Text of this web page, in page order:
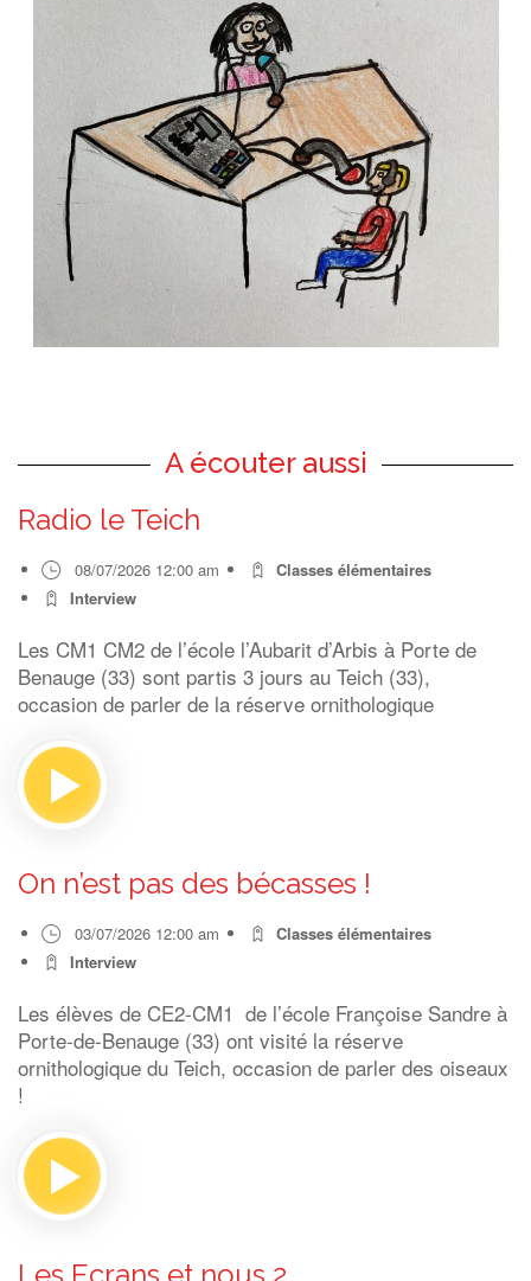
A écouter aussi
Radio le Teich
08/07/2026 12:00 am
Classes élémentaires
Interview
Les CM1 CM2 de l’école l’Aubarit d’Arbis à Porte de
Benauge (33) sont partis 3 jours au Teich (33),
occasion de parler de la réserve ornithologique
On n’est pas des bécasses !
03/07/2026 12:00 am
Classes élémentaires
Interview
Les élèves de CE2-CM1 de l’école Françoise Sandre à
Porte-de-Benauge (33) ont visité la réserve
ornithologique du Teich, occasion de parler des oiseaux
!